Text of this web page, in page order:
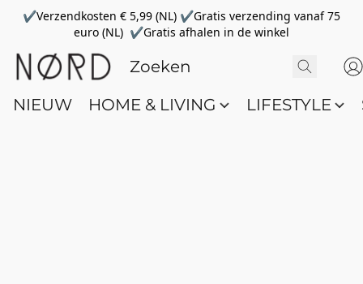
✔Verzendkosten € 5,99 (NL) ✔Gratis verzending vanaf 75
euro (NL) ✔Gratis afhalen in de winkel
NIEUW HOME & LIVING LIFESTYLE